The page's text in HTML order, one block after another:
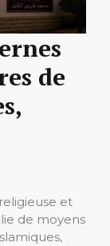
de
et
de moyens